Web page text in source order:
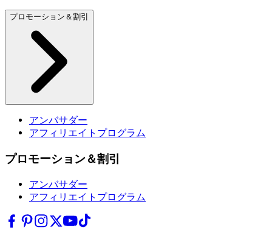
プロモーション＆割引
アンバサダー
アフィリエイトプログラム
プロモーション＆割引
アンバサダー
アフィリエイトプログラム